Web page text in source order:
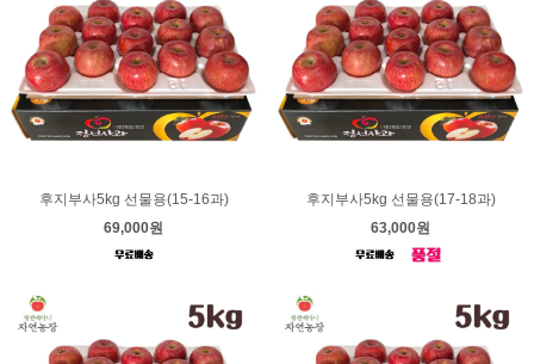
후지부사5kg 선물용(15-16과)
69,000원
후지부사5kg 선물용(17-18과)
63,000원